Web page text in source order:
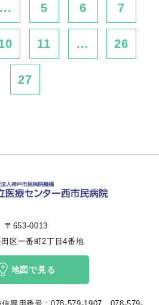
... 5 6 7
11 ... 26
27
〒653-0013
区一番町2丁目4番地
地図で見る